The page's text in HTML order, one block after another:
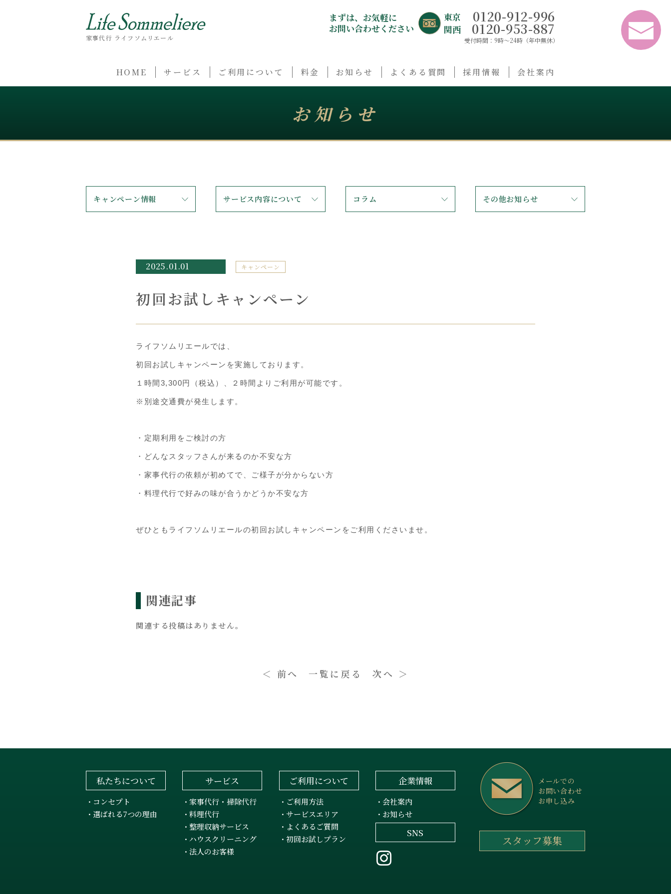
家事代行 ライフソムリエール
まずは、お気軽に
お問い合わせください
東京 0120-912-996
関西 0120-953-887
受付時間：9時〜24時（年中無休）
HOME サービス ご利用について 料金 お知らせ よくある質問 採用情報 会社案内
お知らせ
キャンペーン情報 サービス内容について コラム その他お知らせ
2025.01.01 キャンペーン
初回お試しキャンペーン
ライフソムリエールでは、
初回お試しキャンペーンを実施しております。
１時間3,300円（税込）、２時間よりご利用が可能です。
※別途交通費が発生します。
・定期利用をご検討の方
・どんなスタッフさんが来るのか不安な方
・家事代行の依頼が初めてで、ご様子が分からない方
・料理代行で好みの味が合うかどうか不安な方
ぜひともライフソムリエールの初回お試しキャンペーンをご利用くださいませ。
関連記事
関連する投稿はありません。
＜ 前へ 一覧に戻る 次へ ＞
私たちについて
・ コンセプト
・ 選ばれる7つの理由
サービス
・家事代行・掃除代行
・料理代行
・整理収納サービス
・ハウスクリーニング
・法人のお客様
ご利用について
・ ご利用方法
・ サービスエリア
・ よくあるご質問
・ 初回お試しプラン
企業情報
・ 会社案内
・ お知らせ
SNS
メールでの
お問い合わせ
お申し込み
スタッフ募集